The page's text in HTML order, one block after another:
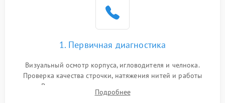
1. Первичная диагностика
Визуальный осмотр корпуса, игловодителя и челнока.
Проверка качества строчки, натяжения нитей и работы
педали. Выявление посторонних стуков, пропусков стежков,
обрывов нити или заклинивания механизмов на тестовом
Подробнее